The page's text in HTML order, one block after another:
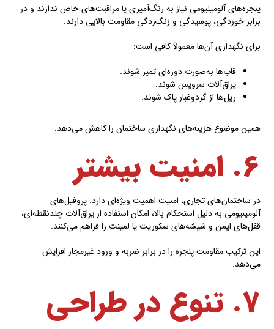
پنجره‌های آلومینیومی نیاز به رنگ‌آمیزی یا مراقبت‌های خاص ندارند و در
برابر خوردگی، پوسیدگی و زنگ‌زدگی مقاومت بالایی دارند.
برای نگهداری آن‌ها معمولاً کافی است:
قاب‌ها به‌صورت دوره‌ای تمیز شوند.
یراق‌آلات سرویس شوند.
ریل‌ها از گردوغبار پاک شوند.
همین موضوع هزینه‌های نگهداری ساختمان را کاهش می‌دهد.
۶. امنیت بیشتر
در ساختمان‌های تجاری، امنیت اهمیت ویژه‌ای دارد. پروفیل‌های
آلومینیومی به دلیل استحکام بالا، امکان استفاده از یراق‌آلات چندنقطه‌ای،
قفل‌های ایمن و شیشه‌های سکوریت یا لمینت را فراهم می‌کنند.
این ترکیب مقاومت پنجره را در برابر ضربه و ورود غیرمجاز افزایش
می‌دهد.
۷. تنوع در طراحی